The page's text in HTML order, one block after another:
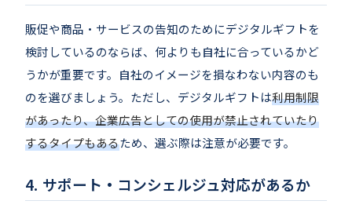
販促や商品・サービスの告知のためにデジタルギフトを
検討しているのならば、何よりも自社に合っているかど
うかが重要です。自社のイメージを損なわない内容のも
のを選びましょう。ただし、デジタルギフトは利用制限
があったり、企業広告としての使用が禁止されていたり
するタイプもあるため、選ぶ際は注意が必要です。
サポート・コンシェルジュ対応があるか